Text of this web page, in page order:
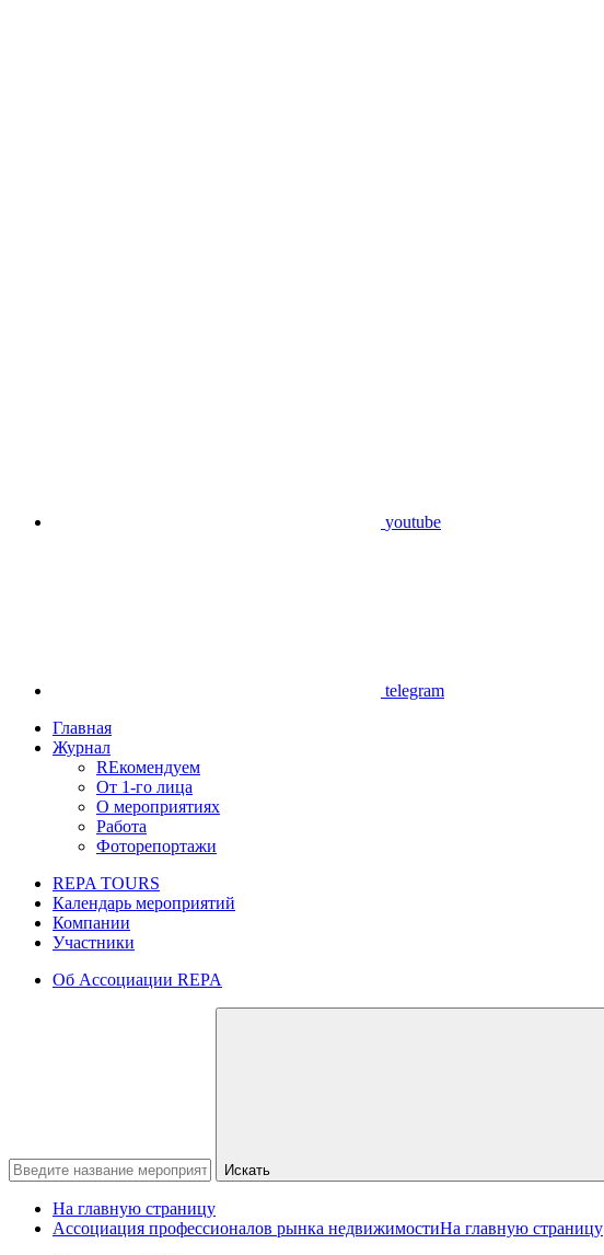
youtube
telegram
Главная
Журнал
REкомендуем
От 1-го лица
О мероприятиях
Работа
Фоторепортажи
REPA TOURS
Календарь мероприятий
Компании
Участники
Об Ассоциации REPA
Искать
На главную страницу
Ассоциация профессионалов рынка недвижимостиНа главную страницу